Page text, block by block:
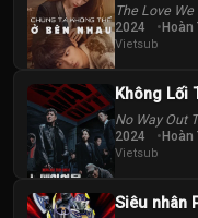
The Love
2024 Hoàn
Vietsub
Không Lối
No Way Out
2024 Hoàn
Vietsub
Siêu nhân